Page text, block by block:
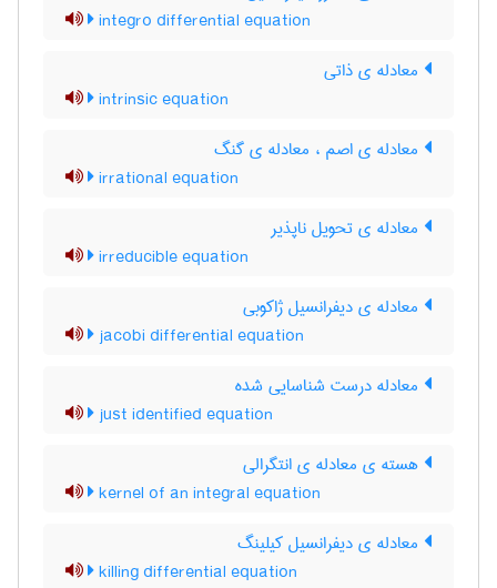
integro differential equation
معادله ی ذاتی
intrinsic equation
معادله ی اصم ، معادله ی گنگ
irrational equation
معادله ی تحویل ناپذیر
irreducible equation
معادله ی دیفرانسیل ژاکوبی
jacobi differential equation
معادله درست شناسایی شده
just identified equation
هسته ی معادله ی انتگرالی
kernel of an integral equation
معادله ی دیفرانسیل کیلینگ
killing differential equation